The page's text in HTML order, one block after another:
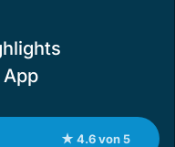
★ 4.6 von 5